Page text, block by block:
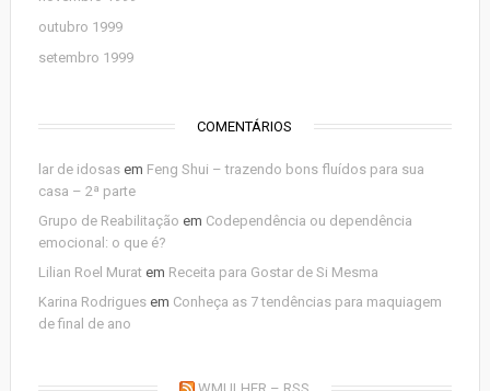
outubro 1999
setembro 1999
COMENTÁRIOS
lar de idosasem Feng Shui – trazendo bons fluídos para sua
casa – 2ª parte
Grupo de Reabilitação em Codependência ou dependência
emocional: o que é?
Lilian Roel Murat em Receita para Gostar de Si Mesma
Karina Rodriguesem Conheça as 7 tendências para maquiagem
de final de ano